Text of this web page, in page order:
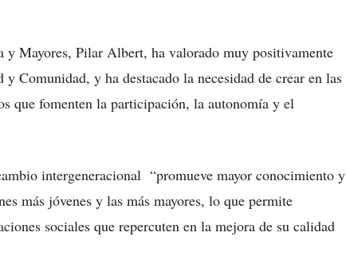
y Mayores, Pilar Albert, ha valorado muy positivamente
Comunidad, y ha destacado la necesidad de crear en las
que fomenten la participación, la autonomía y el
intergeneracional “promueve mayor conocimiento y
más jóvenes y las más mayores, lo que permite
sociales que repercuten en la mejora de su calidad